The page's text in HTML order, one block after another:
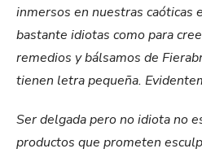
inmersos en nuestras caóticas
bastante idiotas como para
remedios y bálsamos de
tienen letra pequeña.
Ser delgada pero no idiota no
pro­ductos que prometen